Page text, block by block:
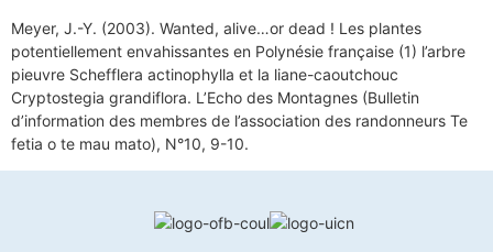
Meyer, J.-Y. (2003). Wanted, alive…or dead ! Les plantes
potentiellement envahissantes en Polynésie française (1) l’arbre
pieuvre Schefflera actinophylla et la liane-caoutchouc
Cryptostegia grandiflora. L’Echo des Montagnes (Bulletin
d’information des membres de l’association des randonneurs Te
fetia o te mau mato), N°10, 9-10.